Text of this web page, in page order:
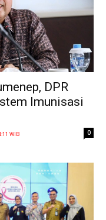
DPR
Imunisasi
WIB 0